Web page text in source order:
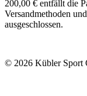
200,00 € entfällt die
Versandmethoden
ausgeschlossen.
© 2026 Kübler Sport